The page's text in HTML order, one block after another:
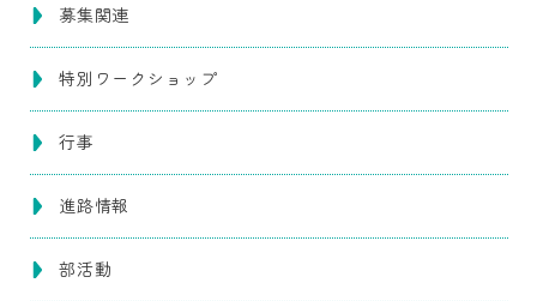
募集関連
特別ワークショップ
行事
進路情報
部活動